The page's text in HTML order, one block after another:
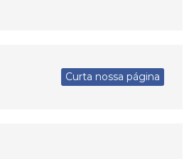
Curta nossa página